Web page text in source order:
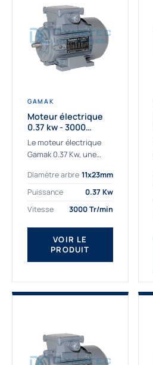
GAMAK
Moteur électrique
0.37 kw - 3000
Tr/min - 230/400v -
Taille 63 - IE2
Le moteur électrique
Gamak 0.37 Kw, une
adaptée à tous types
de machines. Le
triphasé 0.37Kw Gamak
à...
Diamètre arbre 11x23mm
Puissance
0.37 Kw
Vitesse
3000 Tr/min
VOIR LE
PRODUIT